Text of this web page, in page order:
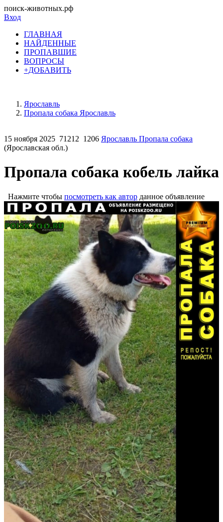
поиск-животных.рф
Вход
ГЛАВНАЯ
НАЙДЕННЫЕ
ПРОПАВШИЕ
ВОПРОСЫ
+ДОБАВИТЬ
Ярославль
Пропала собака Ярославль
15 ноября 2025 71212 1206 Ярославль Пропала собака
(Ярославская обл.)
Пропала собака кобель лайка
Нажмите чтобы посмотреть как автор данное объявление